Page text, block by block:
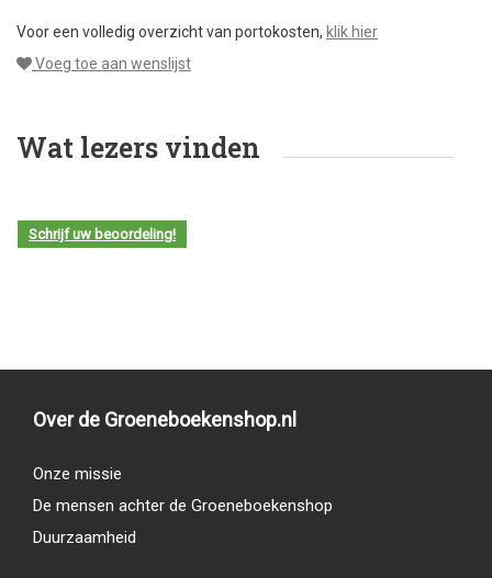
Voor een volledig overzicht van portokosten, klik hier
Voeg toe aan wenslijst
Wat lezers vinden
Schrijf uw beoordeling!
Over de Groeneboekenshop.nl
Onze missie
De mensen achter de Groeneboekenshop
Duurzaamheid